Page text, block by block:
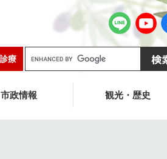
療
g
e
市政情報 観光・歴史